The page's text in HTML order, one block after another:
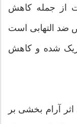
از جمله کاهش
ضد التهابی است
شده و کاهش
آرام بخشی بر